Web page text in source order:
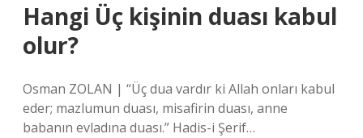
Hangi Üç kişinin duası kabul
olur?
Osman ZOLAN | “Üç dua vardır ki Allah onları kabul
eder; mazlumun duası, misafirin duası, anne
babanın evladına duası.” Hadis-i Şerif…